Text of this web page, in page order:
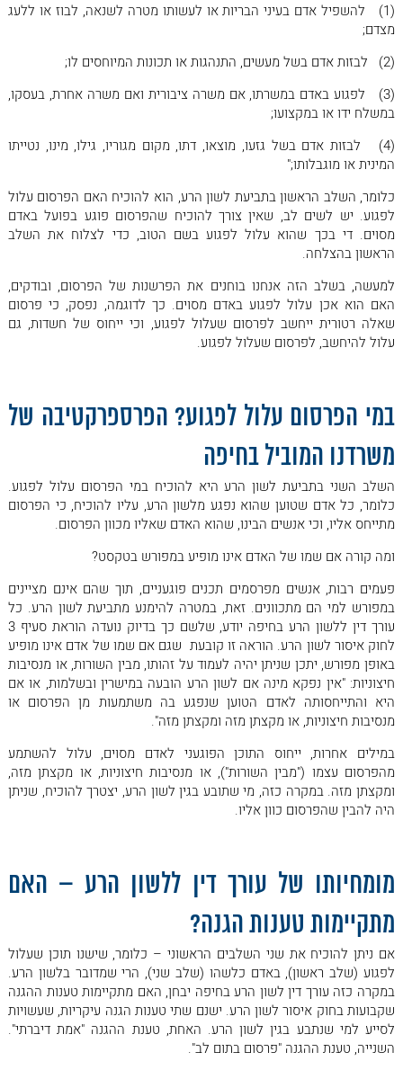
(1) להשפיל אדם בעיני הבריות או לעשותו מטרה לשנאה, לבוז או ללעג
מצדם;
(2) לבזות אדם בשל מעשים, התנהגות או תכונות המיוחסים לו;
(3) לפגוע באדם במשרתו, אם משרה ציבורית ואם משרה אחרת, בעסקו,
במשלח ידו או במקצועו;
(4) לבזות אדם בשל גזעו, מוצאו, דתו, מקום מגוריו, גילו, מינו, נטייתו
המינית או מוגבלותו;"
כלומר, השלב הראשון בתביעת לשון הרע, הוא להוכיח האם הפרסום עלול
לפגוע. יש לשים לב, שאין צורך להוכיח שהפרסום פוגע בפועל באדם
מסוים. די בכך שהוא עלול לפגוע בשם הטוב, כדי לצלוח את השלב
הראשון בהצלחה.
למעשה, בשלב הזה אנחנו בוחנים את הפרשנות של הפרסום, ובודקים,
האם הוא אכן עלול לפגוע באדם מסוים. כך לדוגמה, נפסק, כי פרסום
שאלה רטורית ייחשב לפרסום שעלול לפגוע, וכי ייחוס של חשדות, גם
עלול להיחשב, לפרסום שעלול לפגוע.
במי הפרסום עלול לפגוע? הפרספרקטיבה של
משרדנו המוביל בחיפה
השלב השני בתביעת לשון הרע היא להוכיח במי הפרסום עלול לפגוע.
כלומר, כל אדם שטוען שהוא נפגע מלשון הרע, עליו להוכיח, כי הפרסום
מתייחס אליו, וכי אנשים הבינו, שהוא האדם שאליו מכוון הפרסום.
ומה קורה אם שמו של האדם אינו מופיע במפורש בטקסט?
פעמים רבות, אנשים מפרסמים תכנים פוגעניים, תוך שהם אינם מציינים
במפורש למי הם מתכוונים. זאת, במטרה להימנע מתביעת לשון הרע. כל
עורך דין ללשון הרע בחיפה יודע, שלשם כך בדיוק נועדה הוראת סעיף 3
לחוק איסור לשון הרע. הוראה זו קובעת שגם אם שמו של אדם אינו מופיע
באופן מפורש, יתכן שניתן יהיה לעמוד על זהותו, מבין השורות, או מנסיבות
חיצוניות: "אין נפקא מינה אם לשון הרע הובעה במישרין ובשלמות, או אם
היא והתייחסותה לאדם הטוען שנפגע בה משתמעות מן הפרסום או
מנסיבות חיצוניות, או מקצתן מזה ומקצתן מזה".
במילים אחרות, ייחוס התוכן הפוגעני לאדם מסוים, עלול להשתמע
מהפרסום עצמו ("מבין השורות"), או מנסיבות חיצוניות, או מקצתן מזה,
ומקצתן מזה. במקרה כזה, מי שתובע בגין לשון הרע, יצטרך להוכיח, שניתן
היה להבין שהפרסום כוון אליו.
מומחיותו של עורך דין ללשון הרע – האם
מתקיימות טענות הגנה?
אם ניתן להוכיח את שני השלבים הראשוני – כלומר, שישנו תוכן שעלול
לפגוע (שלב ראשון), באדם כלשהו (שלב שני), הרי שמדובר בלשון הרע.
במקרה כזה עורך דין לשון הרע בחיפה יבחן, האם מתקיימות טענות ההגנה
שקבועות בחוק איסור לשון הרע. ישנם שתי טענות הגנה עיקריות, שעשויות
לסייע למי שנתבע בגין לשון הרע. האחת, טענת ההגנה "אמת דיברתי".
השנייה, טענת ההגנה "פרסום בתום לב".
• התקף לב כתוצאה מהעבודה
• מהו קשר סיבתי בתאונת עבודה
• התקף לב בעבודה כתאונת עבודה
• אלימות בזמן העבודה - האם הם נחשבים לתאונות עבודה?
• האם תקיפה מינית בדרך לעבודה או ממנה נחשבת לתאונת
עבודה?
• האם אירוע אלימות בדרך לעבודה יחשב לתאונת עבודה?
• תקנה 18 לנפגעי עבודה – נפגעי עבודה עם נכות זמנית
• תקנה 15 לנפגעי עבודה - סיוע לעובדים שאינם מסוגלים לחזור
לעבודה
• פוסט טראומה בצבא
• ירי במהלך העבודה – האם מדובר בתאונת עבודה?
• לשון הרע - אסטרטגיה ופיצויים
• תאונה במהלך תיקון רכב – האם זו תאונת דרכים?
• שלבים בתביעה לתאונת עבודה – מדריך לפיצוי מקסימלי
• חייל שנפגע בתאונת דרכים - את מי כדאי לתבוע?
• תביעה לפיצויים ברשלנות רפואית – אסטרטגיה לניצחון
• תאונת דרכים ללא מגע פיזי - האם אתם זכאים לפיצויים?
• שלבים בתביעת תאונת דרכים - מדריך לפיצוי מקסימלי
• עורך דין ללשון הרע – חופש הביטוי והזכות לשם טוב
• תביעת לשון הרע – מהו סוד הניצחון?
• תביעה לפיצויים בתאונת דרכים
• נזק נפשי בשירות הצבאי: כללי אצבע
• חיילים שחלו בסוכרת במהלך השירות הצבאי
• שינויים דרמטיים בחוק נכי צה"ל
• פסיקה תקדימית של בית המשפט העליון
• תביעה שמוגשת בגלל נזק אורתופדי מבלי שהיתה תאונה
ספציפית
• נזק נפשי כתוצאה מהשירות הצבאי: כללי אצבע
• נזק שנגרם כתוצאה מניתוח בצבא